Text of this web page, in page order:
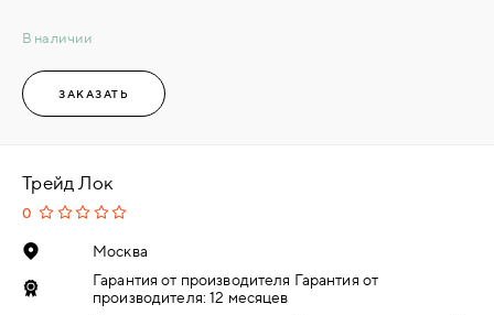
В наличии
ЗАКАЗАТЬ
Трейд Лок
0
Москва
Гарантия от производителя Гарантия от
производителя: 12 месяцев